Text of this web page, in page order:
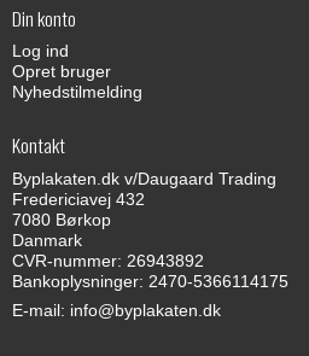
Din konto
Log ind
Opret bruger
Nyhedstilmelding
Kontakt
Byplakaten.dk v/Daugaard Trading
Fredericiavej 432
7080 Børkop
Danmark
CVR-nummer: 26943892
Bankoplysninger: 2470-5366114175
E-mail: info@byplakaten.dk